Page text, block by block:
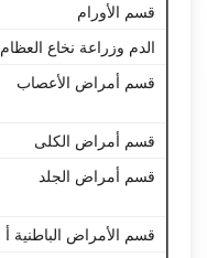
قسم الأورام
الدم وزراعة نخاع العظام
قسم أمراض الأعصاب
قسم أمراض الكلى
قسم أمراض الجلد
قسم الأمراض الباطنية أ